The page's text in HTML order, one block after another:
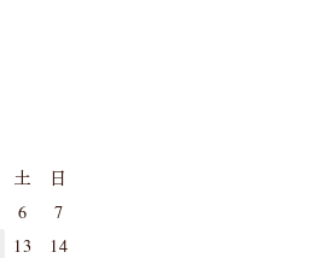
土
日
6
7
13
14